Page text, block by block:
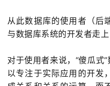
从此数据库的使用者（后
与数据库系统的开发者走上
对于使用者来说，“傻瓜式
以专注于实际应用的开发